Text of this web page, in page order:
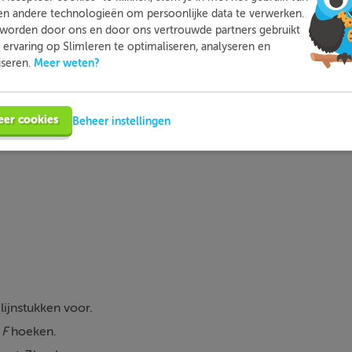
kun je op een leuke manier thuis extra oefenen met de
mee hebt. Zo ben je beter voorbereid en heb je nooit
Meer informatie
voor.
Fhoeken.
andere technologieën om persoonlijke data te verwerken.
door ons en door ons vertrouwde partners gebruikt
op Slimleren te optimaliseren, analyseren en
Meer weten?
cookies Beheer instellingen